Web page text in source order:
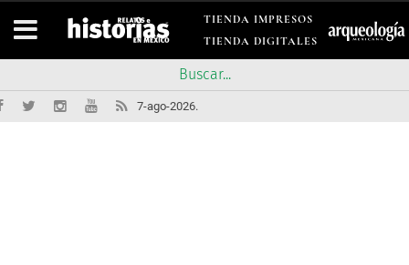
TIENDA IMPRESOS
TIENDA DIGITALES
7-ago-2026.